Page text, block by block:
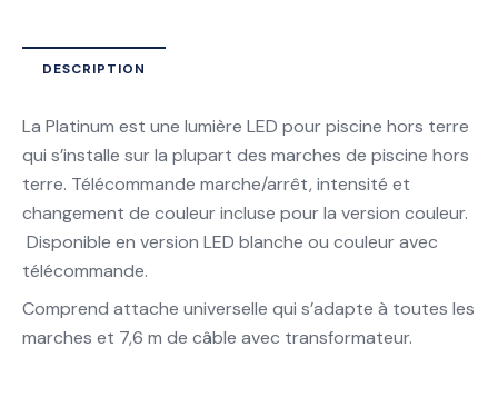
DESCRIPTION
La Platinum est une lumière LED pour piscine hors terre
qui s’installe sur la plupart des marches de piscine hors
terre. Télécommande marche/arrêt, intensité et
changement de couleur incluse pour la version couleur.
Disponible en version LED blanche ou couleur avec
télécommande.
Comprend attache universelle qui s’adapte à toutes les
marches et 7,6 m de câble avec transformateur.